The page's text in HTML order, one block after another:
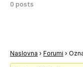
0 posts
Naslovna › Forumi ›